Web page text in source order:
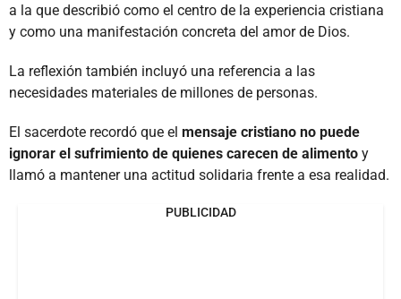
a la que describió como el centro de la experiencia cristiana
y como una manifestación concreta del amor de Dios.
La reflexión también incluyó una referencia a las
necesidades materiales de millones de personas.
El sacerdote recordó que el mensaje cristiano no puede
ignorar el sufrimiento de quienes carecen de alimento y
llamó a mantener una actitud solidaria frente a esa realidad.
PUBLICIDAD